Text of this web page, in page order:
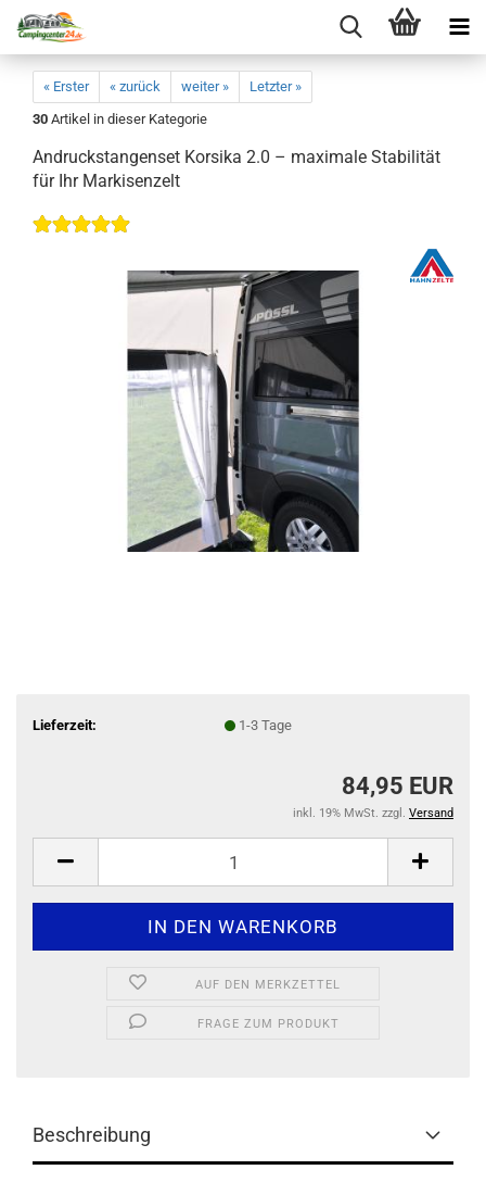
« Erster « zurück weiter »
Letzter »
30 Artikel in dieser Kategorie
Andruckstangenset Korsika 2.0 – maximale Stabilität
für Ihr Markisenzelt
Lieferzeit: 1-3 Tage
84,95 EUR
inkl. 19% MwSt. zzgl. Versand
AUF DEN MERKZETTEL
FRAGE ZUM PRODUKT
Beschreibung